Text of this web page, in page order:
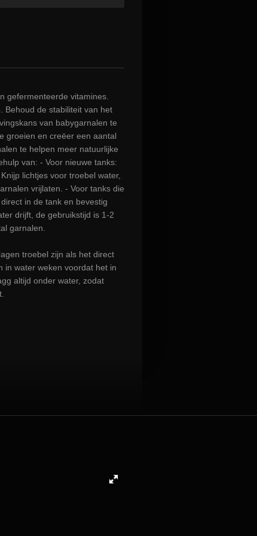
gefermenteerde vitamines.
Behoud de stabiliteit van het
van babygarnalen te
groeien en creëer een aantal
te helpen meer natuurlijke
van: - Voor nieuwe tanks:
lichtjes voor troebel water,
vrijlaten. - Voor tanks die
in de tank en bevestig
drijft, de gebruikstijd is 1-2
garnalen.
troebel zijn als het direct
in water weken voordat het in
altijd onder water, zodat